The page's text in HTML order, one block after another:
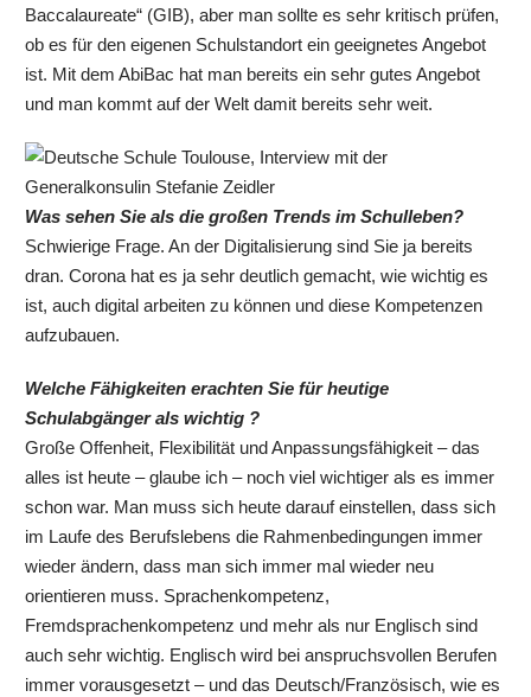
Baccalaureate“ (GIB), aber man sollte es sehr kritisch prüfen,
ob es für den eigenen Schulstandort ein geeignetes Angebot
ist. Mit dem AbiBac hat man bereits ein sehr gutes Angebot
und man kommt auf der Welt damit bereits sehr weit.
Was sehen Sie als die großen Trends im Schulleben?
Schwierige Frage. An der Digitalisierung sind Sie ja bereits
dran. Corona hat es ja sehr deutlich gemacht, wie wichtig es
ist, auch digital arbeiten zu können und diese Kompetenzen
aufzubauen.
Welche Fähigkeiten erachten Sie für heutige
Schulabgänger als wichtig ?
Große Offenheit, Flexibilität und Anpassungsfähigkeit – das
alles ist heute – glaube ich – noch viel wichtiger als es immer
schon war. Man muss sich heute darauf einstellen, dass sich
im Laufe des Berufslebens die Rahmenbedingungen immer
wieder ändern, dass man sich immer mal wieder neu
orientieren muss. Sprachenkompetenz,
Fremdsprachenkompetenz und mehr als nur Englisch sind
auch sehr wichtig. Englisch wird bei anspruchsvollen Berufen
immer vorausgesetzt – und das Deutsch/Französisch, wie es